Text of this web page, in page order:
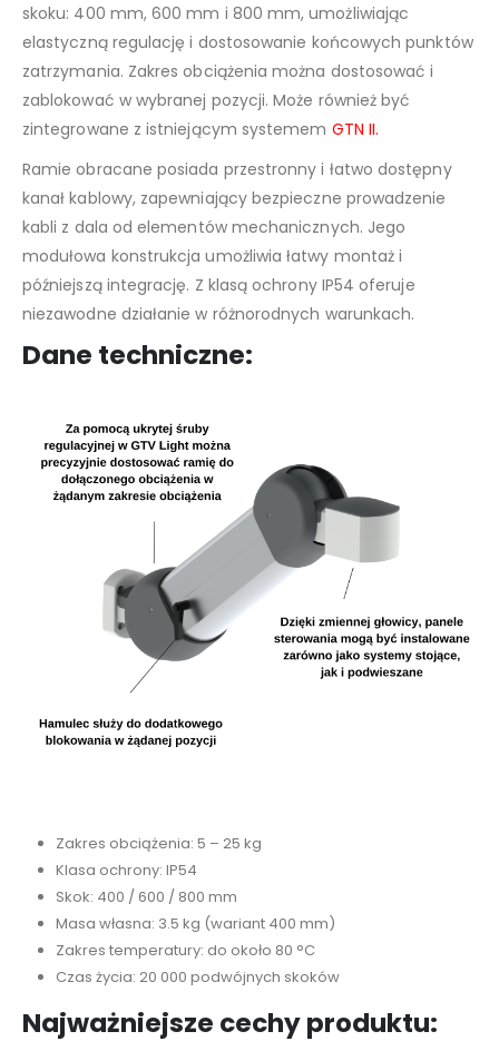
skoku: 400 mm, 600 mm i 800 mm, umożliwiając
elastyczną regulację i dostosowanie końcowych punktów
zatrzymania. Zakres obciążenia można dostosować i
zablokować w wybranej pozycji. Może również być
zintegrowane z istniejącym systemem GTN II.
Ramie obracane posiada przestronny i łatwo dostępny
kanał kablowy, zapewniający bezpieczne prowadzenie
kabli z dala od elementów mechanicznych. Jego
modułowa konstrukcja umożliwia łatwy montaż i
późniejszą integrację. Z klasą ochrony IP54 oferuje
niezawodne działanie w różnorodnych warunkach.
Dane techniczne:
Zakres obciążenia: 5 – 25 kg
Klasa ochrony: IP54
Skok: 400 / 600 / 800 mm
Masa własna: 3.5 kg (wariant 400 mm)
Zakres temperatury: do około 80 °C
Czas życia: 20 000 podwójnych skoków
Najważniejsze cechy produktu: